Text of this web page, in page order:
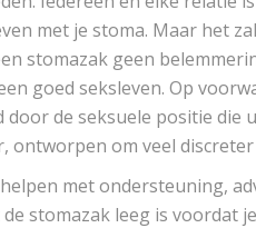
met je stoma. Maar het
stomazak geen
goed seksleven. Op
de seksuele positie die
ontworpen om veel
met ondersteuning,
stomazak leeg is voordat